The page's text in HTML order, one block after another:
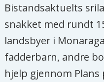
Bistandsaktuelts
snakket med rundt
landsbyer i
fadderbarn, andre
hjelp gjennom